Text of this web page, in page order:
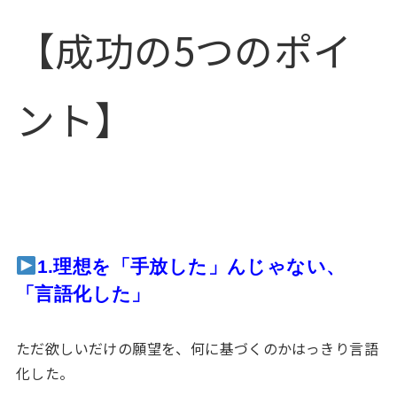
【成功の5つのポイ
ント】
1.理想を「手放した」んじゃない、
「言語化した」
ただ欲しいだけの願望を、何に基づくのかはっきり言語
化した。